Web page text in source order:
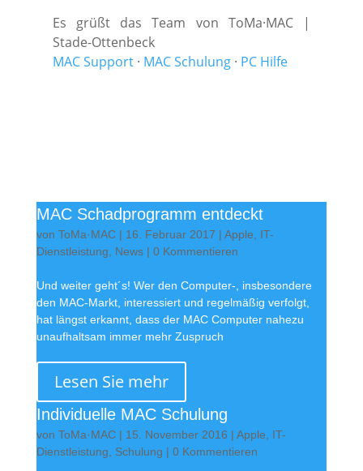
Es grüßt das Team von ToMa·MAC |
Stade-Ottenbeck
MAC Support· MAC Schulung· PC Hilfe
MAC Schadprogramm entdeckt
von ToMa·MAC| 16. Februar 2017 | Apple
IT-
Dienstleistung
News| 0 Kommentieren
Und weiter geht´s! Wer den Computer-, insbesondere
den MAC-Markt, interessiert und regelmäßig verfolgt,
hat längst erkannt, dass der MAC Computer nahezu
unaufhaltsam immer mehr Zuspruch
Lesen Sie mehr
Individuelle MAC Schulung
von ToMa·MAC| 15. November 2016 | Apple
IT-
Dienstleistung
Schulung | 0 Kommentieren